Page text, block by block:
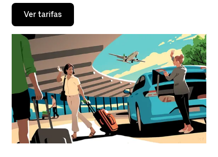
Presiona
flecha
hacia
abajo
para
interactuar
con
calendario
y
selecciona
una
fecha.
Presiona
la
Ver tarifas